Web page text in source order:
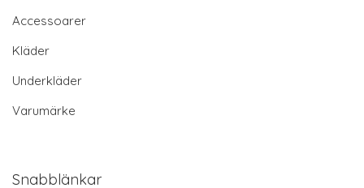
Accessoarer
Kläder
Underkläder
Varumärke
Snabblänkar